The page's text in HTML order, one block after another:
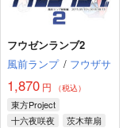
フウゼンランブ2
風前ランプ / フウザサ
1,870 円 （税込）
東方Project
十六夜咲夜
茨木華扇